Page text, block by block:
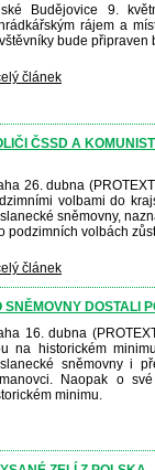
Budějovice 9.
rájem a
bude připraven
článek
ČSSD A
26. dubna
volbami do
sněmovny,
podzimních volbách
článek
DOSTALI
16. dubna
na historickém
sněmovny i
Naopak o
minimu.